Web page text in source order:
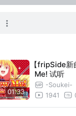
01:33
【fripSide
Me! 试听
-Soukei-
1941